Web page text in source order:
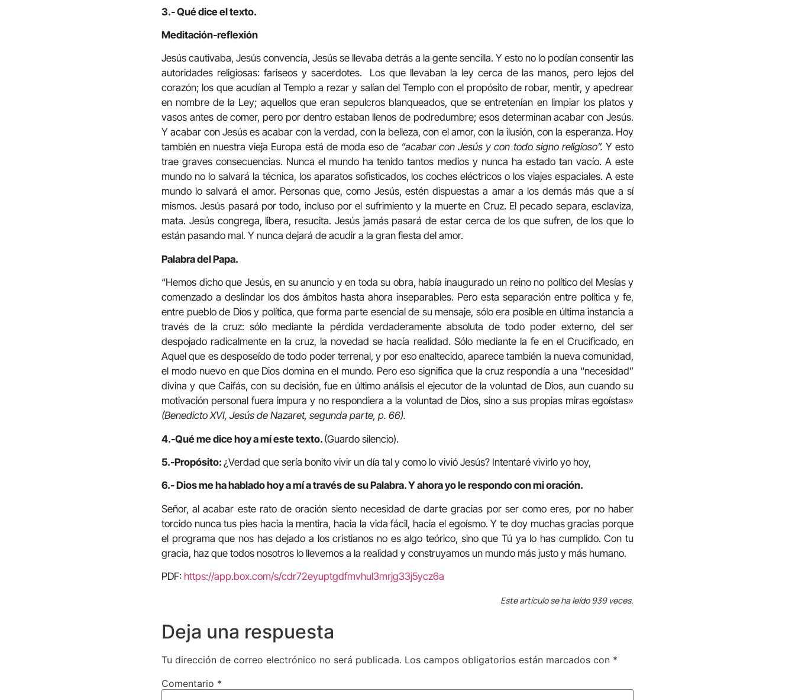
3.- Qué dice el texto.
Meditación-reflexión
Jesús cautivaba, Jesús convencía, Jesús se llevaba detrás a la gente sencilla. Y esto no lo podían consentir las
autoridades religiosas: fariseos y sacerdotes. Los que llevaban la ley cerca de las manos, pero lejos del
corazón; los que acudían al Templo a rezar y salían del Templo con el propósito de robar, mentir, y apedrear
en nombre de la Ley; aquellos que eran sepulcros blanqueados, que se entretenían en limpiar los platos y
vasos antes de comer, pero por dentro estaban llenos de podredumbre; esos determinan acabar con Jesús.
Y acabar con Jesús es acabar con la verdad, con la belleza, con el amor, con la ilusión, con la esperanza. Hoy
también en nuestra vieja Europa está de moda eso de “acabar con Jesús y con todo signo religioso”. Y esto
trae graves consecuencias. Nunca el mundo ha tenido tantos medios y nunca ha estado tan vacío. A este
mundo no lo salvará la técnica, los aparatos sofisticados, los coches eléctricos o los viajes espaciales. A este
mundo lo salvará el amor. Personas que, como Jesús, estén dispuestas a amar a los demás más que a sí
mismos. Jesús pasará por todo, incluso por el sufrimiento y la muerte en Cruz. El pecado separa, esclaviza,
mata. Jesús congrega, libera, resucita. Jesús jamás pasará de estar cerca de los que sufren, de los que lo
están pasando mal. Y nunca dejará de acudir a la gran fiesta del amor.
Palabra del Papa.
“Hemos dicho que Jesús, en su anuncio y en toda su obra, había inaugurado un reino no político del Mesías y
comenzado a deslindar los dos ámbitos hasta ahora inseparables. Pero esta separación entre política y fe,
entre pueblo de Dios y política, que forma parte esencial de su mensaje, sólo era posible en última instancia a
través de la cruz: sólo mediante la pérdida verdaderamente absoluta de todo poder externo, del ser
despojado radicalmente en la cruz, la novedad se hacía realidad. Sólo mediante la fe en el Crucificado, en
Aquel que es desposeído de todo poder terrenal, y por eso enaltecido, aparece también la nueva comunidad,
el modo nuevo en que Dios domina en el mundo. Pero eso significa que la cruz respondía a una “necesidad”
divina y que Caifás, con su decisión, fue en último análisis el ejecutor de la voluntad de Dios, aun cuando su
motivación personal fuera impura y no respondiera a la voluntad de Dios, sino a sus propias miras egoístas»
(Benedicto XVI, Jesús de Nazaret, segunda parte, p. 66).
4.-Qué me dice hoy a mí este texto. (Guardo silencio).
5.-Propósito: ¿Verdad que sería bonito vivir un día tal y como lo vivió Jesús? Intentaré vivirlo yo hoy,
6.- Dios me ha hablado hoy a mí a través de su Palabra. Y ahora yo le respondo con mi oración.
Señor, al acabar este rato de oración siento necesidad de darte gracias por ser como eres, por no haber
torcido nunca tus pies hacia la mentira, hacia la vida fácil, hacia el egoísmo. Y te doy muchas gracias porque
el programa que nos has dejado a los cristianos no es algo teórico, sino que Tú ya lo has cumplido. Con tu
gracia, haz que todos nosotros lo llevemos a la realidad y construyamos un mundo más justo y más humano.
PDF: https://app.box.com/s/cdr72eyuptgdfmvhul3mrjg33j5ycz6a
Este artículo se ha leído 939 veces.
Deja una respuesta
Tu dirección de correo electrónico no será publicada. Los campos obligatorios están marcados con *
Comentario *